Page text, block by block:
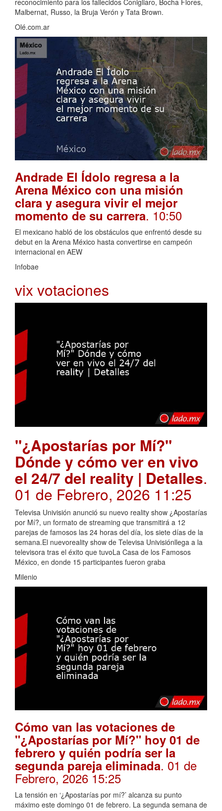
Malbernat, Russo, la Bruja Verón y Tata Brown.
Olé.com.ar
Andrade El Ídolo regresa a la
Arena México con una misión
clara y asegura vivir el mejor
momento de su carrera. 10:50
El mexicano habló de los obstáculos que enfrentó desde su
debut en la Arena México hasta convertirse en campeón
internacional en AEW
Infobae
vix votaciones
"¿Apostarías por Mí?"
Dónde y cómo ver en vivo
el 24/7 del reality | Detalles.
01 de Febrero, 2026 11:25
Televisa Univisión anunció su nuevo reality show ¿Apostarías
por Mí?, un formato de streaming que transmitirá a 12
parejas de famosos las 24 horas del día, los siete días de la
semana.El nuevoreality show de Televisa Univisiónllega a la
televisora tras el éxito que tuvoLa Casa de los Famosos
México, en donde 15 participantes fueron graba
Milenio
Cómo van las votaciones de
"¿Apostarías por Mí?" hoy 01 de
febrero y quién podría ser la
segunda pareja eliminada. 01 de
Febrero, 2026 15:25
La tensión en ‘¿Apostarías por mí?’ alcanza su punto
máximo este domingo 01 de febrero. La segunda semana de